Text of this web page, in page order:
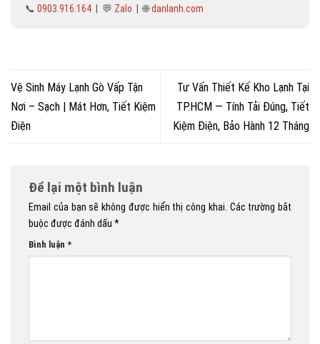
📞 0903.916.164 | 💬 Zalo | 🌐danlanh.com
Vệ Sinh Máy Lạnh Gò Vấp Tận
Nơi – Sạch | Mát Hơn, Tiết Kiệm
Điện
Tư Vấn Thiết Kế Kho Lạnh Tại
TP.HCM — Tính Tải Đúng, Tiết
Kiệm Điện, Bảo Hành 12 Tháng
Để lại một bình luận
Email của bạn sẽ không được hiển thị công khai. Các trường bắt
buộc được đánh dấu *
Bình luận *